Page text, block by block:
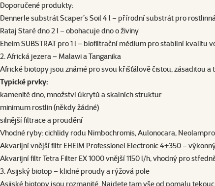
Doporučené produkty:
Dennerle substrát Scaper’s Soil 4 l – přírodní substrát pro
Rataj Staré dno 2 l – obohacuje dno o živiny
Eheim SUBSTRAT pro 1 l – biofiltrační médium pro stabilní kvalitu
2. Africká jezera – Malawi a Tanganika
Africké biotopy jsou známé pro svou křišťálově čistou, zásaditou
Typické prvky:
kamenité dno, množství úkrytů a skalních struktur
minimum rostlin (někdy žádné)
silnější filtrace a proudění
Vhodné ryby: cichlidy rodu Nimbochromis, Aulonocara,
Akvarijní vnější filtr EHEIM Professionel Electronic 4+350–
Akvarijní filtr Tetra Filter EX 1000 vnější 1150 l/h, vhodný pro
3. Asijský biotop – klidné proudy a rýžová pole
Asijské biotopy jsou rozmanité. Najdete tam vše od pomalu